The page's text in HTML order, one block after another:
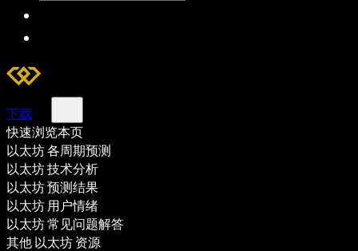
下载
快速浏览本页
以太坊 各周期预测
以太坊 技术分析
以太坊 预测结果
以太坊 用户情绪
以太坊 常见问题解答
其他 以太坊 资源